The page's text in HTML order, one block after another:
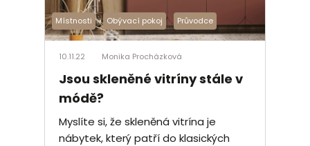
Místnosti Obývací pokoj Průvodce
10.11.22 Monika Procházková
Jsou skleněné vitríny stále v
módě?
Myslíte si, že skleněná vitrína je
nábytek, který patří do klasických